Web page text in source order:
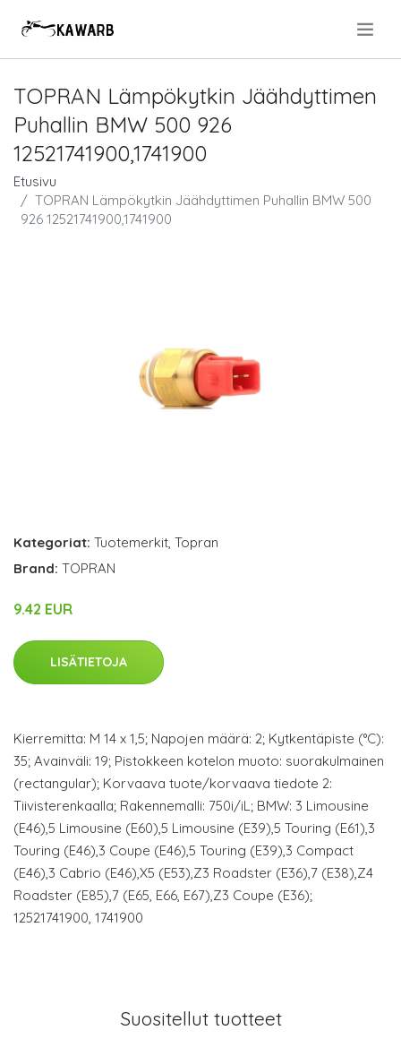
TOPRAN Lämpökytkin Jäähdyttimen
Puhallin BMW 500 926
12521741900,1741900
Etusivu
TOPRAN Lämpökytkin Jäähdyttimen Puhallin BMW 500
926 12521741900,1741900
Kategoriat: Tuotemerkit Topran
Brand: TOPRAN
9.42 EUR
LISÄTIETOJA
Kierremitta: M 14 x 1,5; Napojen määrä: 2; Kytkentäpiste (°C):
35; Avainväli: 19; Pistokkeen kotelon muoto: suorakulmainen
(rectangular); Korvaava tuote/korvaava tiedote 2:
Tiivisterenkaalla; Rakennemalli: 750i/iL; BMW: 3 Limousine
(E46),5 Limousine (E60),5 Limousine (E39),5 Touring (E61),3
Touring (E46),3 Coupe (E46),5 Touring (E39),3 Compact
(E46),3 Cabrio (E46),X5 (E53),Z3 Roadster (E36),7 (E38),Z4
Roadster (E85),7 (E65, E66, E67),Z3 Coupe (E36);
12521741900, 1741900
Suositellut tuotteet